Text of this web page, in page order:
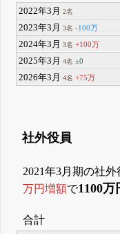
2022年3月2名
2023年3月3名 -100万
2024年3月3名 +100万
2025年3月4名 ±0
2026年3月4名 +75万
社外役員
2021年3月期の社
万円増額で1100万
合計